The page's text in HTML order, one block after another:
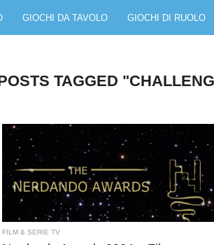
GIOCHI DA TAVOLO GIOCHI DI RUOLO
TAGGED
FILM & SERIE TV